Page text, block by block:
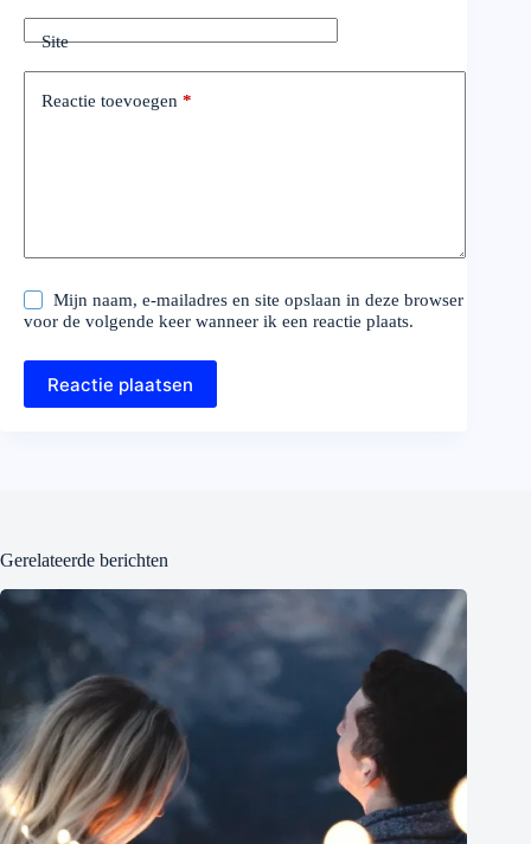
Site
Reactie toevoegen *
Mijn naam, e-mailadres en site opslaan in deze browser
voor de volgende keer wanneer ik een reactie plaats.
Reactie plaatsen
Gerelateerde berichten